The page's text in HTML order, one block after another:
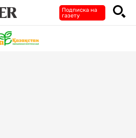
Подписка на
газету